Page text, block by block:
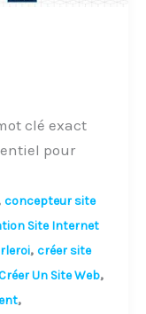
clé exact
pour
concepteur site
Site Internet
, créer site
Un Site Web,
,